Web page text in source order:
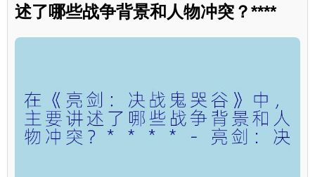
述了哪些战争背景和人物冲突？****